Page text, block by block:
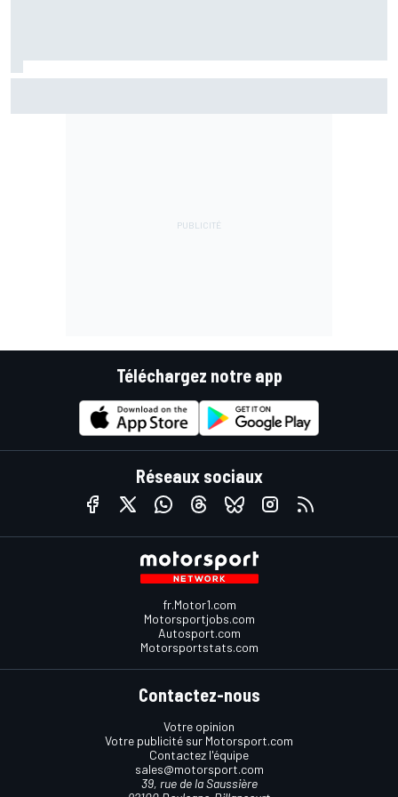
Téléchargez notre app
Réseaux sociaux
fr.Motor1.com
Motorsportjobs.com
Autosport.com
Motorsportstats.com
Contactez-nous
Votre opinion
Votre publicité sur Motorsport.com
Contactez l'équipe
sales@motorsport.com
39, rue de la Saussière